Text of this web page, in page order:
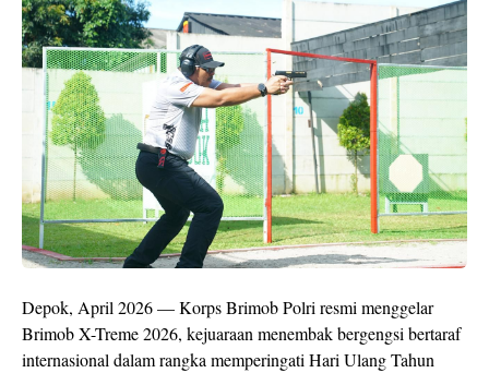
Depok, April 2026 — Korps Brimob Polri resmi menggelar
Brimob X-Treme 2026, kejuaraan menembak bergengsi bertaraf
internasional dalam rangka memperingati Hari Ulang Tahun